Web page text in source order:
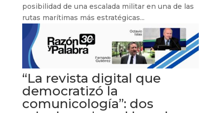
posibilidad de una escalada militar en una de las
rutas marítimas más estratégicas...
“La revista digital que
democratizó la
comunicología”: dos